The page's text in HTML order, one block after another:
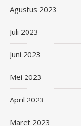
Agustus 2023
Juli 2023
Juni 2023
Mei 2023
April 2023
Maret 2023